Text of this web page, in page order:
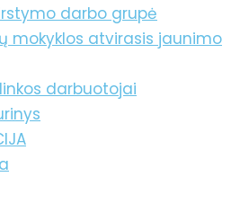
darbo grupė
mokyklos atvirasis jaunimo
darbuotojai